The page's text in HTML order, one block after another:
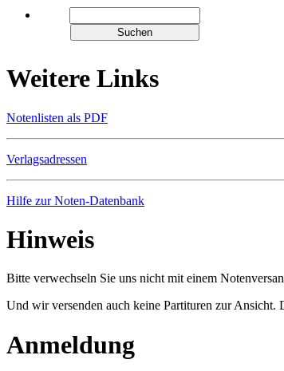
Weitere Links
Notenlisten als PDF
Verlagsadressen
Hilfe zur Noten-Datenbank
Hinweis
Bitte verwechseln Sie uns nicht mit einem
Und wir versenden auch keine Partituren zur Ansicht.
Anmeldung